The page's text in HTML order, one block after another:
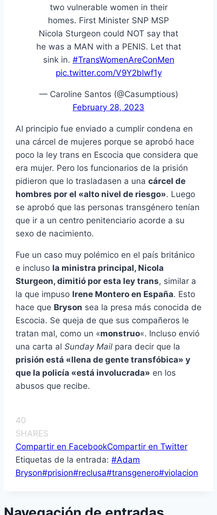
two vulnerable women in their
homes. First Minister SNP MSP
Nicola Sturgeon could NOT say that
he was a MAN with a PENIS. Let that
sink in. #TransWomenAreConMen
pic.twitter.com/V9Y2blwf1y
— Caroline Santos (@Casumptious)
February 28, 2023
Al principio fue enviado a cumplir condena en
una cárcel de mujeres porque se aprobó hace
poco la ley trans en Escocia que considera que
era mujer. Pero los funcionarios de la prisión
pidieron que lo trasladasen a una cárcel de
hombres por el «alto nivel de riesgo». Luego
se aprobó que las personas transgénero tenían
que ir a un centro penitenciario acorde a su
sexo de nacimiento.
Fue un caso muy polémico en el país británico
e incluso la ministra principal, Nicola
Sturgeon, dimitió por esta ley trans, similar a
la que impuso Irene Montero en España. Esto
hace que Bryson sea la presa más conocida de
Escocia. Se queja de que sus compañeros le
tratan mal, como un «monstruo«. Incluso envió
una carta al Sunday Mail para decir que la
prisión está «llena de gente transfóbica» y
que la policía «está involucrada» en los
abusos que recibe.
40
SHARES
Compartir en FacebookCompartir en Twitter
Etiquetas de la entrada: #Adam
Bryson#prision#reclusa#transgenero#violacion